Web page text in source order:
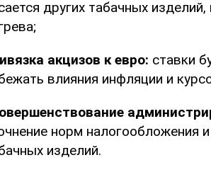
других табачных
акцизов к евро: ставки
влияния инфляции и
норм налогообложения
изделий.